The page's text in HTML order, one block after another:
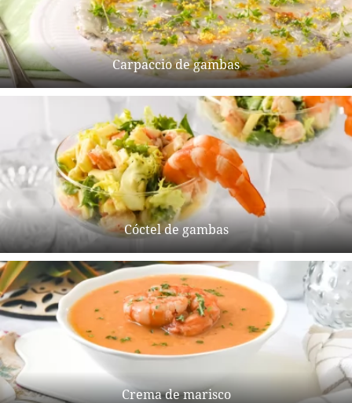
Carpaccio de gambas
Cóctel de gambas
Crema de marisco